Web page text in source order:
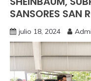
SANSORES SAN
julio 18, 2024